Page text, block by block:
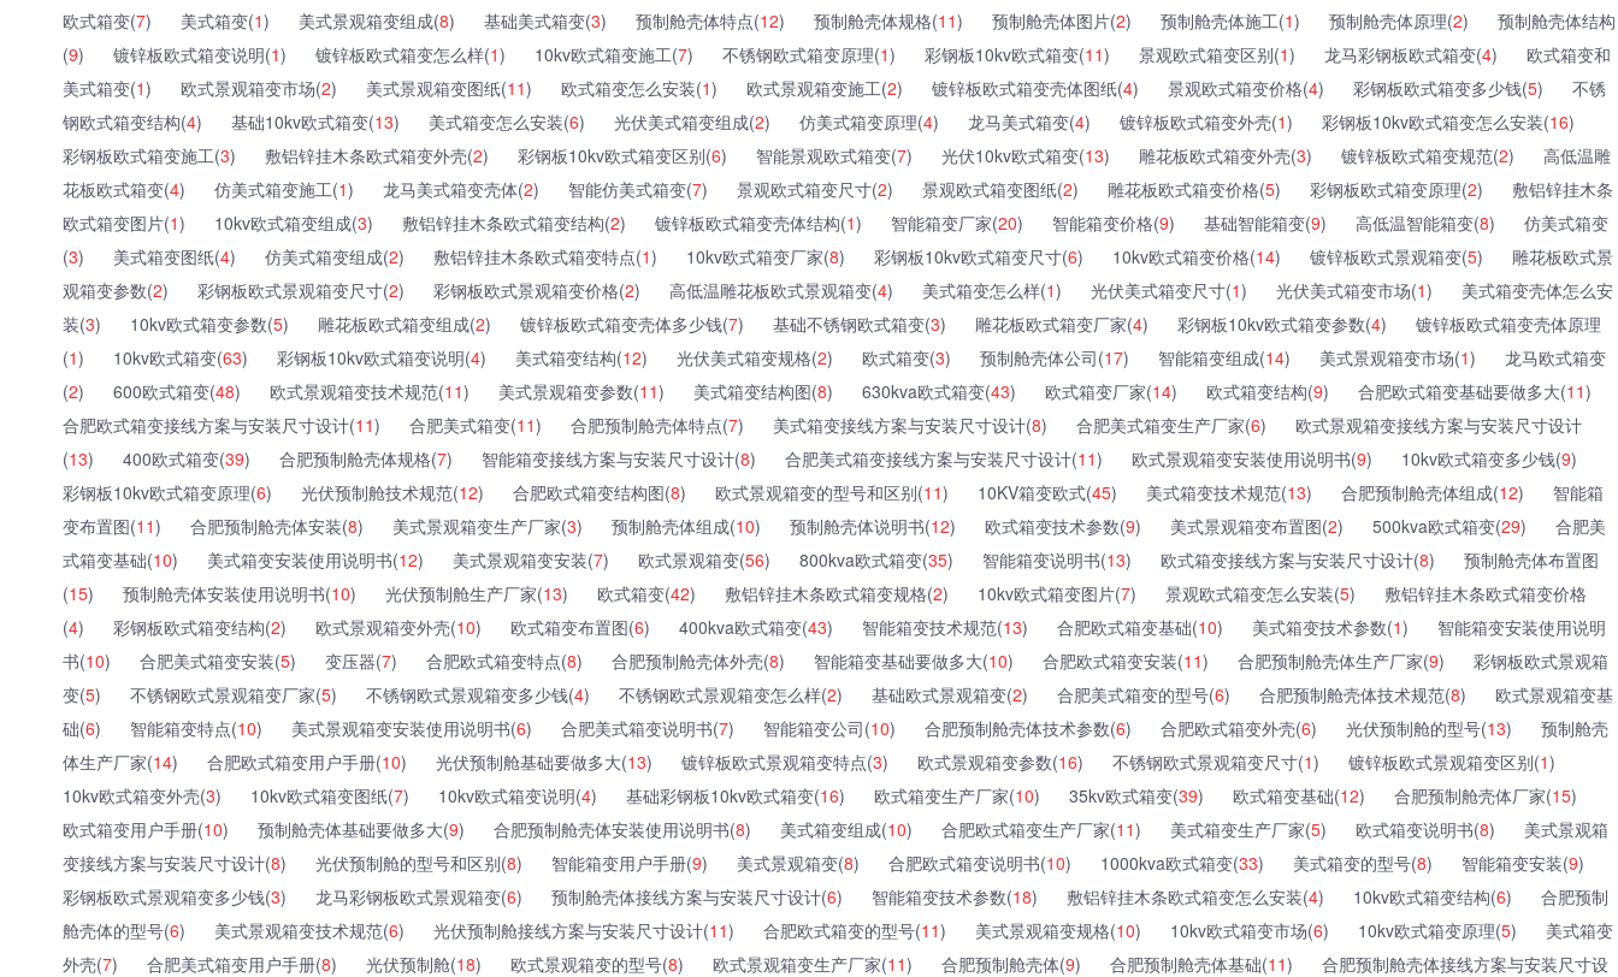
欧式箱变(7) 美式箱变(1) 美式景观箱变组成(8) 基础美式箱变(3) 预制舱壳体特点(12) 预制舱壳体规格(11) 预制舱壳体图片(2) 预制舱壳体施工(1) 预制舱壳体原理(2)
预制舱壳体结构
(9) 镀锌板欧式箱变说明(1) 镀锌板欧式箱变怎么样(1) 10kv欧式箱变施工(7) 不锈钢欧式箱变原理(1) 彩钢板10kv欧式箱变(11) 景观欧式箱变区别(1) 龙马彩钢板欧式箱变(4)
欧式箱变和
美式箱变(1) 欧式景观箱变市场(2) 美式景观箱变图纸(11) 欧式箱变怎么安装(1) 欧式景观箱变施工(2) 镀锌板欧式箱变壳体图纸(4) 景观欧式箱变价格(4) 彩钢板欧式箱变多少钱(5)
不锈
钢欧式箱变结构(4) 基础10kv欧式箱变(13) 美式箱变怎么安装(6) 光伏美式箱变组成(2) 仿美式箱变原理(4) 龙马美式箱变(4) 镀锌板欧式箱变外壳(1) 彩钢板10kv欧式箱变怎么安装(16)
彩钢板欧式箱变施工(3) 敷铝锌挂木条欧式箱变外壳(2) 彩钢板10kv欧式箱变区别(6) 智能景观欧式箱变(7) 光伏10kv欧式箱变(13) 雕花板欧式箱变外壳(3) 镀锌板欧式箱变规范(2)
高低温雕
花板欧式箱变(4) 仿美式箱变施工(1) 龙马美式箱变壳体(2) 智能仿美式箱变(7) 景观欧式箱变尺寸(2) 景观欧式箱变图纸(2) 雕花板欧式箱变价格(5) 彩钢板欧式箱变原理(2)
敷铝锌挂木条
欧式箱变图片(1) 10kv欧式箱变组成(3) 敷铝锌挂木条欧式箱变结构(2) 镀锌板欧式箱变壳体结构(1) 智能箱变厂家(20) 智能箱变价格(9) 基础智能箱变(9) 高低温智能箱变(8)
仿美式箱变
(3) 美式箱变图纸(4) 仿美式箱变组成(2) 敷铝锌挂木条欧式箱变特点(1) 10kv欧式箱变厂家(8) 彩钢板10kv欧式箱变尺寸(6) 10kv欧式箱变价格(14) 镀锌板欧式景观箱变(5)
雕花板欧式景
观箱变参数(2) 彩钢板欧式景观箱变尺寸(2) 彩钢板欧式景观箱变价格(2) 高低温雕花板欧式景观箱变(4) 美式箱变怎么样(1) 光伏美式箱变尺寸(1) 光伏美式箱变市场(1)
美式箱变壳体怎么安
装(3) 10kv欧式箱变参数(5) 雕花板欧式箱变组成(2) 镀锌板欧式箱变壳体多少钱(7) 基础不锈钢欧式箱变(3) 雕花板欧式箱变厂家(4) 彩钢板10kv欧式箱变参数(4)
镀锌板欧式箱变壳体原理
(1) 10kv欧式箱变(63) 彩钢板10kv欧式箱变说明(4) 美式箱变结构(12) 光伏美式箱变规格(2) 欧式箱变(3) 预制舱壳体公司(17) 智能箱变组成(14) 美式景观箱变市场(1)
龙马欧式箱变
(2) 600欧式箱变(48) 欧式景观箱变技术规范(11) 美式景观箱变参数(11) 美式箱变结构图(8) 630kva欧式箱变(43) 欧式箱变厂家(14) 欧式箱变结构(9) 合肥欧式箱变基础要做多大(11)
合肥欧式箱变接线方案与安装尺寸设计(11) 合肥美式箱变(11) 合肥预制舱壳体特点(7) 美式箱变接线方案与安装尺寸设计(8) 合肥美式箱变生产厂家(6)
欧式景观箱变接线方案与安装尺寸设计
(13) 400欧式箱变(39) 合肥预制舱壳体规格(7) 智能箱变接线方案与安装尺寸设计(8) 合肥美式箱变接线方案与安装尺寸设计(11) 欧式景观箱变安装使用说明书(9) 10kv欧式箱变多少钱(9)
彩钢板10kv欧式箱变原理(6) 光伏预制舱技术规范(12) 合肥欧式箱变结构图(8) 欧式景观箱变的型号和区别(11) 10KV箱变欧式(45) 美式箱变技术规范(13) 合肥预制舱壳体组成(12)
智能箱
变布置图(11) 合肥预制舱壳体安装(8) 美式景观箱变生产厂家(3) 预制舱壳体组成(10) 预制舱壳体说明书(12) 欧式箱变技术参数(9) 美式景观箱变布置图(2) 500kva欧式箱变(29)
合肥美
式箱变基础(10) 美式箱变安装使用说明书(12) 美式景观箱变安装(7) 欧式景观箱变(56) 800kva欧式箱变(35) 智能箱变说明书(13) 欧式箱变接线方案与安装尺寸设计(8)
预制舱壳体布置图
(15) 预制舱壳体安装使用说明书(10) 光伏预制舱生产厂家(13) 欧式箱变(42) 敷铝锌挂木条欧式箱变规格(2) 10kv欧式箱变图片(7) 景观欧式箱变怎么安装(5)
敷铝锌挂木条欧式箱变价格
(4) 彩钢板欧式箱变结构(2) 欧式景观箱变外壳(10) 欧式箱变布置图(6) 400kva欧式箱变(43) 智能箱变技术规范(13) 合肥欧式箱变基础(10) 美式箱变技术参数(1)
智能箱变安装使用说明
书(10) 合肥美式箱变安装(5) 变压器(7) 合肥欧式箱变特点(8) 合肥预制舱壳体外壳(8) 智能箱变基础要做多大(10) 合肥欧式箱变安装(11) 合肥预制舱壳体生产厂家(9)
彩钢板欧式景观箱
变(5) 不锈钢欧式景观箱变厂家(5) 不锈钢欧式景观箱变多少钱(4) 不锈钢欧式景观箱变怎么样(2) 基础欧式景观箱变(2) 合肥美式箱变的型号(6) 合肥预制舱壳体技术规范(8)
欧式景观箱变基
础(6) 智能箱变特点(10) 美式景观箱变安装使用说明书(6) 合肥美式箱变说明书(7) 智能箱变公司(10) 合肥预制舱壳体技术参数(6) 合肥欧式箱变外壳(6) 光伏预制舱的型号(13)
预制舱壳
体生产厂家(14) 合肥欧式箱变用户手册(10) 光伏预制舱基础要做多大(13) 镀锌板欧式景观箱变特点(3) 欧式景观箱变参数(16) 不锈钢欧式景观箱变尺寸(1) 镀锌板欧式景观箱变区别(1)
10kv欧式箱变外壳(3) 10kv欧式箱变图纸(7) 10kv欧式箱变说明(4) 基础彩钢板10kv欧式箱变(16) 欧式箱变生产厂家(10) 35kv欧式箱变(39) 欧式箱变基础(12) 合肥预制舱壳体厂家(15)
欧式箱变用户手册(10) 预制舱壳体基础要做多大(9) 合肥预制舱壳体安装使用说明书(8) 美式箱变组成(10) 合肥欧式箱变生产厂家(11) 美式箱变生产厂家(5) 欧式箱变说明书(8)
美式景观箱
变接线方案与安装尺寸设计(8) 光伏预制舱的型号和区别(8) 智能箱变用户手册(9) 美式景观箱变(8) 合肥欧式箱变说明书(10) 1000kva欧式箱变(33) 美式箱变的型号(8) 智能箱变安装(9)
彩钢板欧式景观箱变多少钱(3) 龙马彩钢板欧式景观箱变(6) 预制舱壳体接线方案与安装尺寸设计(6) 智能箱变技术参数(18) 敷铝锌挂木条欧式箱变怎么安装(4) 10kv欧式箱变结构(6)
合肥预制
舱壳体的型号(6) 美式景观箱变技术规范(6) 光伏预制舱接线方案与安装尺寸设计(11) 合肥欧式箱变的型号(11) 美式景观箱变规格(10) 10kv欧式箱变市场(6) 10kv欧式箱变原理(5)
美式箱变
外壳(7) 合肥美式箱变用户手册(8) 光伏预制舱(18) 欧式景观箱变的型号(8) 欧式景观箱变生产厂家(11) 合肥预制舱壳体(9) 合肥预制舱壳体基础(11)
合肥预制舱壳体接线方案与安装尺寸设